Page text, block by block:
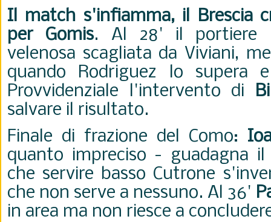
Il match s'infiamma, il Brescia
per Gomis. Al 28' il portiere
velenosa scagliata da Viviani,
quando Rodriguez lo supera
Provvidenziale l'intervento di
salvare il risultato.
Finale di frazione del Como:
quanto impreciso - guadagna
che servire basso Cutrone
che non serve a nessuno. Al 36'
in area ma non riesce a